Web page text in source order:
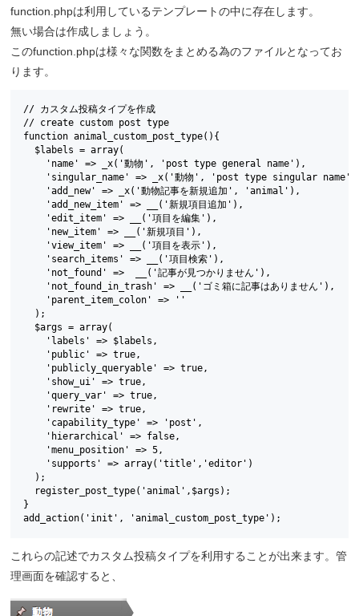
function.phpは利用しているテンプレートの中に存在します。
無い場合は作成しましょう。
このfunction.phpは様々な関数をまとめる為のファイルとなってお
ります。
// カスタム投稿タイプを作成
// create custom post type
function animal_custom_post_type(){
  $labels = array(
    'name' => _x('動物', 'post type general name'),
'singular_name' => _x('動物', 'post type singular
    'add_new' => _x('動物記事を新規追加', 'animal'),
    'add_new_item' => __('新規項目追加'),
    'edit_item' => __('項目を編集'),
    'new_item' => __('新規項目'),
    'view_item' => __('項目を表示'),
    'search_items' => __('項目検索'),
    'not_found' =>  __('記事が見つかりません'),
    'not_found_in_trash' => __('ゴミ箱に記事はありません'),
    'parent_item_colon' => ''
  );
  $args = array(
    'labels' => $labels,
    'public' => true,
    'publicly_queryable' => true,
    'show_ui' => true,
    'query_var' => true,
    'rewrite' => true,
    'capability_type' => 'post',
    'hierarchical' => false,
    'menu_position' => 5,
    'supports' => array('title','editor')
  );
  register_post_type('animal',$args);
}
これらの記述でカスタム投稿タイプを利用することが出来ます。管
理画面を確認すると、